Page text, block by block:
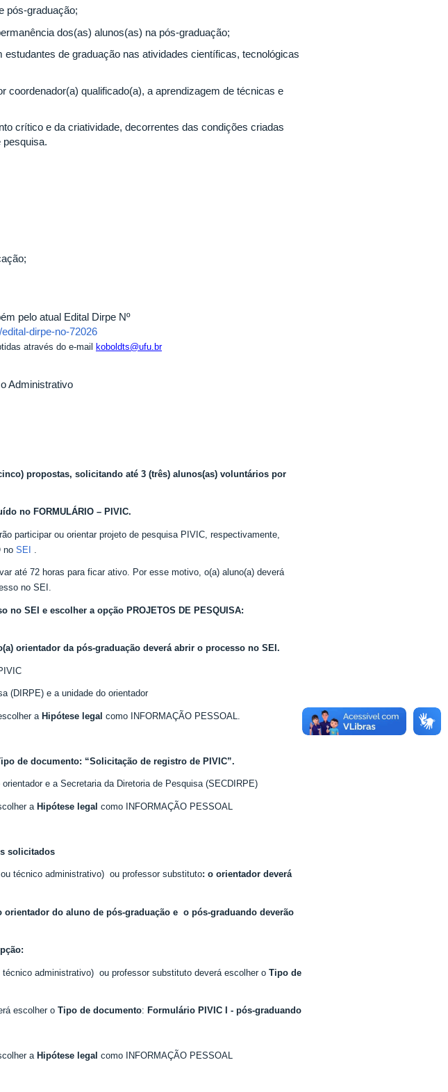
pós-graduação;
dos(as) alunos(as) na pós-graduação;
de graduação nas atividades científicas, tecnológicas
coordenador(a) qualificado(a), a aprendizagem de técnicas e
crítico e da criatividade, decorrentes das condições criadas
pesquisa.
pelo atual Edital Dirpe Nº
dirpe-no-72026
através do e-mail koboldts@ufu.br
Administrativo
propostas, solicitando até 3 (três) alunos(as) voluntários por
no FORMULÁRIO – PIVIC.
participar ou orientar projeto de pesquisa PIVIC, respectivamente,
no SEI
até 72 horas para ficar ativo. Por esse motivo, o(a) aluno(a) deverá
no SEI.
no SEI e escolher a opção PROJETOS DE PESQUISA:
orientador da pós-graduação deverá abrir o processo no SEI.
(DIRPE) e a unidade do orientador
a Hipótese legal como INFORMAÇÃO PESSOAL.
de documento: “Solicitação de registro de PIVIC”.
e a Secretaria da Diretoria de Pesquisa (SECDIRPE)
a Hipótese legal como INFORMAÇÃO PESSOAL
solicitados
técnico administrativo) ou professor substituto: o orientador deverá
orientador do aluno de pós-graduação e o pós-graduando deverão
administrativo) ou professor substituto deverá escolher o Tipo de
escolher o Tipo de documento: Formulário PIVIC I - pós-graduando
a Hipótese legal como INFORMAÇÃO PESSOAL